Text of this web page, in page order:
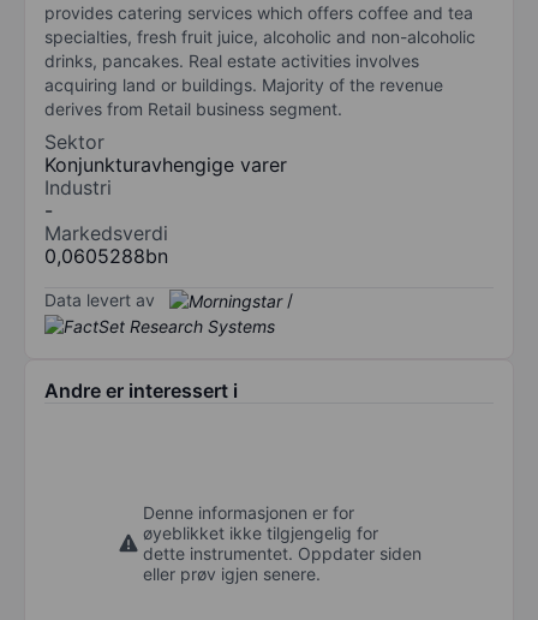
provides catering services which offers coffee and tea
specialties, fresh fruit juice, alcoholic and non-alcoholic
drinks, pancakes. Real estate activities involves
acquiring land or buildings. Majority of the revenue
derives from Retail business segment.
Sektor
Konjunkturavhengige varer
Industri
-
Markedsverdi
0,0605288bn
Data levert av /
Andre er interessert i
Denne informasjonen er for
øyeblikket ikke tilgjengelig for
dette instrumentet. Oppdater siden
eller prøv igjen senere.